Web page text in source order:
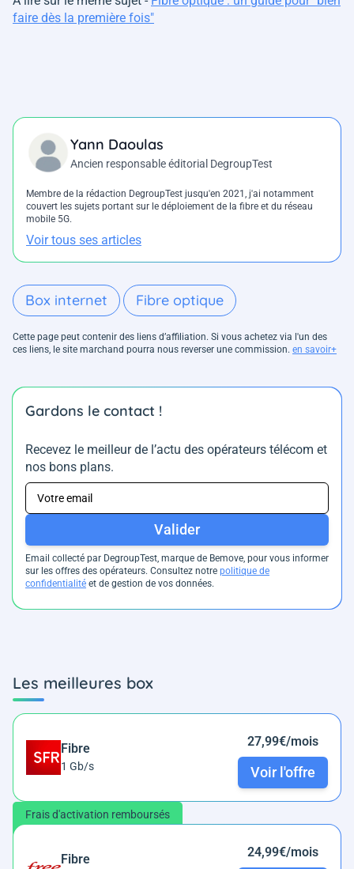
faire dès la première fois"
Yann Daoulas
Ancien responsable éditorial DegroupTest
Membre de la rédaction DegroupTest jusqu'en 2021, j'ai notamment
couvert les sujets portant sur le déploiement de la fibre et du réseau
mobile 5G.
Voir tous ses articles
Box internet Fibre optique
Cette page peut contenir des liens d’affiliation. Si vous achetez via l'un des
ces liens, le site marchand pourra nous reverser une commission. en savoir+
Gardons le contact !
Recevez le meilleur de l’actu des opérateurs télécom et
nos bons plans.
Valider
Email collecté par DegroupTest, marque de Bemove, pour vous informer
sur les offres des opérateurs. Consultez notre politique de
confidentialité et de gestion de vos données.
Les meilleures box
Fibre
1 Gb/s
27,99€/mois
Voir l'offre
Frais d'activation remboursés
Fibre 24,99€/mois